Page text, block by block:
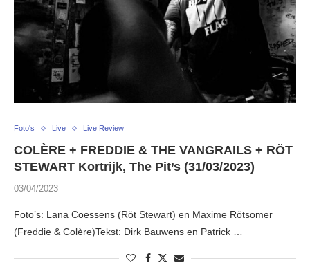
Foto's Live Live Review
COLÈRE + FREDDIE & THE VANGRAILS + RÖT
STEWART Kortrijk, The Pit’s (31/03/2023)
03/04/2023
Foto’s: Lana Coessens (Röt Stewart) en Maxime Rötsomer
(Freddie & Colère)Tekst: Dirk Bauwens en Patrick …